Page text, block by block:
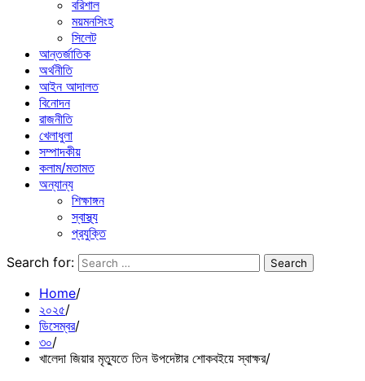
বরিশাল
ময়মনসিংহ
সিলেট
আন্তর্জাতিক
অর্থনীতি
আইন আদালত
বিনোদন
রাজনীতি
খেলাধুলা
সম্পাদকীয়
কলাম/মতামত
অন্যান্য
শিক্ষাঙ্গন
স্বাস্থ্য
প্রযুক্তি
Search for:
Home
২০২৫
ডিসেম্বর
৩০
খালেদা জিয়ার মৃত্যুতে তিন উপদেষ্টার শোকবইয়ে স্বাক্ষর